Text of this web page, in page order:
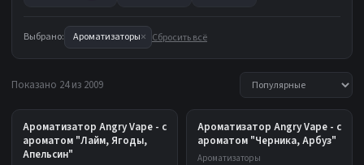
Выбрано: Ароматизаторы× Сбросить всё
Показано 24 из 2009
Ароматизатор Angry Vape - с
ароматом "Лайм, Ягоды,
Апельсин"
Ароматизатор Angry Vape - с
ароматом "Черника, Арбуз"
Ароматизаторы